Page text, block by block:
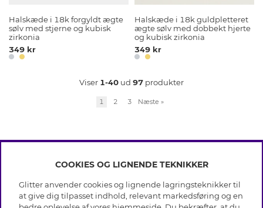
Halskæde i 18k forgyldt ægte
sølv med stjerne og kubisk
zirkonia
349 kr
Halskæde i 18k guldpletteret
ægte sølv med dobbekt hjerte
og kubisk zirkonia
349 kr
Viser 1-40 ud 97 produkter
1 2 3 Næste »
INFO
Betingelser
Databeskyttelsespolitik
OM GLITTER
COOKIES OG LIGNENDE TEKNIKKER
Glitter anvender cookies og lignende lagringsteknikker til
at give dig tilpasset indhold, relevant markedsføring og en